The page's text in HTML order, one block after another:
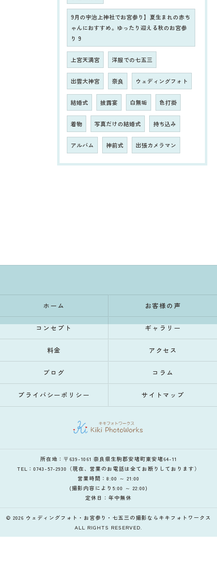
9月の宇治上神社でお宮参り】夏生まれの赤ち
ゃんにおすすめ。ゆったり迎える秋のお宮参
り 9
上宮天満宮 洋服での七五三
出雲大神宮 奈良 ウェディングフォト
結婚式 披露宴 白無垢 色打掛
着物 写真だけの結婚式 持ち込み
アルバム 神前式 出張カメラマン
ホーム お客様の声
コンセプト ギャラリー
料金 アクセス
ブログ コラム
プライバシーポリシー サイトマップ
所在地：〒639-1061 奈良県生駒郡安堵町東安堵64-11
TEL：0743-57-2930（現在、営業のお電話は全てお断りしております）
営業時間：8:00 ～ 21:00
(撮影内容により5:00 ～ 22:00)
定休日：年中無休
© 2026 ウェディングフォト・お宮参り・七五三の撮影ならキキフォトワークス
ALL RIGHTS RESERVED.